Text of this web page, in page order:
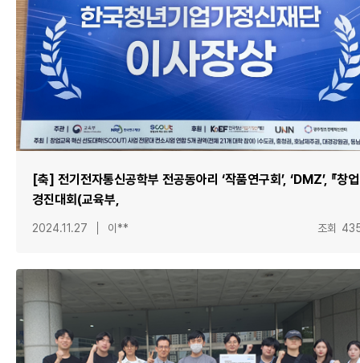
[축] 전기전자통신공학부 전공동아리 ‘작품연구회’, ‘DMZ’, 『창업
경진대회(교육부,
2024.11.27 이** 조회